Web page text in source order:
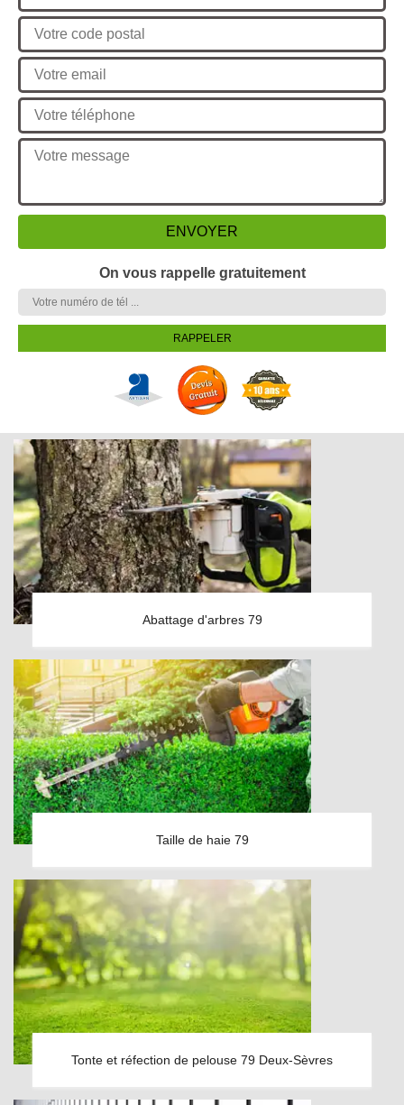
On vous rappelle gratuitement
Abattage d'arbres 79
Taille de haie 79
Tonte et réfection de pelouse 79 Deux-Sèvres